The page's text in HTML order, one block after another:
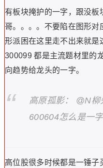
有板块掩护的一字，跟没板
哥。。。。不要陷在图形对
形派困在这里走不出来就是
300099 都是主流题材里的
向趋势给龙头的一字。
高原孤影： @N
600604怎么是一
高位股很多时候都是一锤子